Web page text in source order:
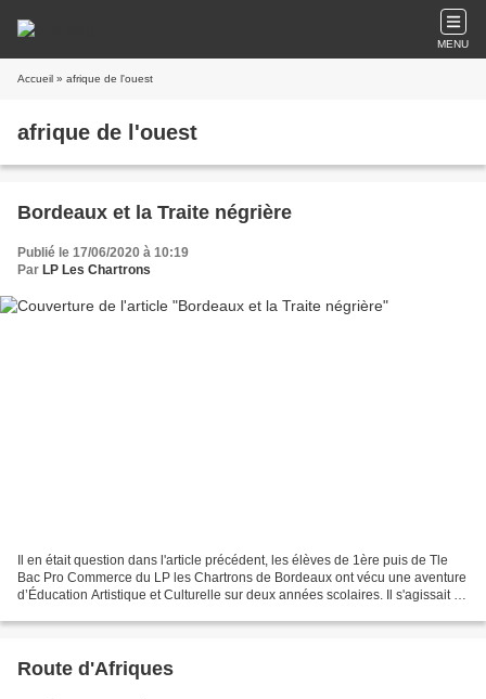
MENU
Accueil » afrique de l'ouest
afrique de l'ouest
Bordeaux et la Traite négrière
Publié le 17/06/2020 à 10:19
Par LP Les Chartrons
Il en était question dans l'article précédent, les élèves de 1ère puis de Tle
Bac Pro Commerce du LP les Chartrons de Bordeaux ont vécu une aventure
d’Éducation Artistique et Culturelle sur deux années scolaires. Il s'agissait de
Route d'Afriques